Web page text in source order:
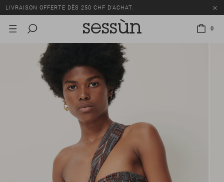
LIVRAISON OFFERTE DÈS 250 CHF D'ACHAT.
TOUS LES PRIX INCLUENT LA TVA ET LES DROITS DE DOUANE.
LIVRAISON OFFERTE DÈS 250 CHF D'ACHAT.
TOUS LES PRIX INCLUENT LA TVA ET LES DROITS DE DOUANE.
0